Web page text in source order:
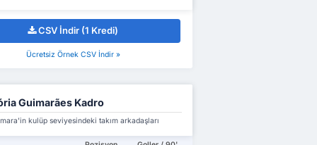
CSV İndir (1 Kredi)
Ücretsiz Örnek CSV İndir »
Guimarães Kadro
kulüp seviyesindeki takım arkadaşları